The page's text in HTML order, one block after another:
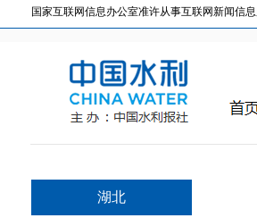
国家互联网信息办公室准许从事互联网新闻信
湖北